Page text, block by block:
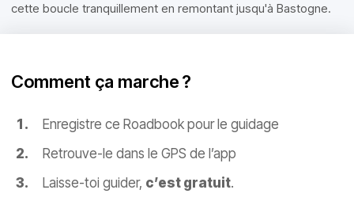
cette boucle tranquillement en remontant jusqu'à Bastogne.
Comment ça marche ?
Enregistre ce Roadbook pour le guidage
Retrouve-le dans le GPS de l’app
Laisse-toi guider, c’est gratuit.